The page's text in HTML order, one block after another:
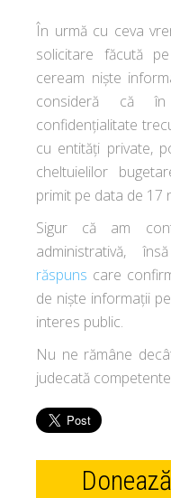
În urmă cu ceva
solicitare făcută
ceream niște
consideră că
confidențialitate
cu entități private,
cheltuielilor
primit pe data de 17
Sigur că am
administrativă,
răspuns care
de niște informații
interes public.
Nu ne rămâne
judecată
Donează